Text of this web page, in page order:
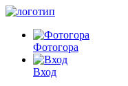
Фотогора
Вход